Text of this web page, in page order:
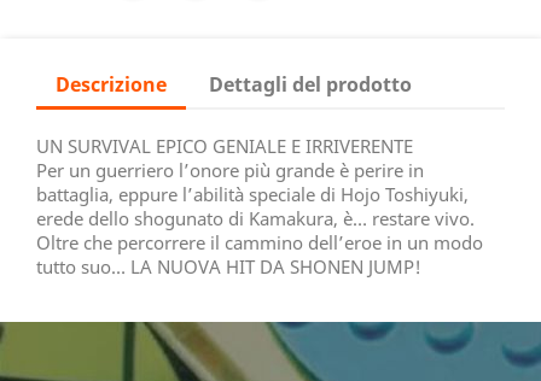
Descrizione Dettagli del prodotto
UN SURVIVAL EPICO GENIALE E IRRIVERENTE
Per un guerriero l’onore più grande è perire in
battaglia, eppure l’abilità speciale di Hojo Toshiyuki,
erede dello shogunato di Kamakura, è… restare vivo.
Oltre che percorrere il cammino dell’eroe in un modo
tutto suo… LA NUOVA HIT DA SHONEN JUMP!